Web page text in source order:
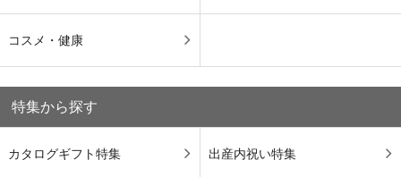
コスメ・健康
特集から探す
カタログギフト特集 出産内祝い特集